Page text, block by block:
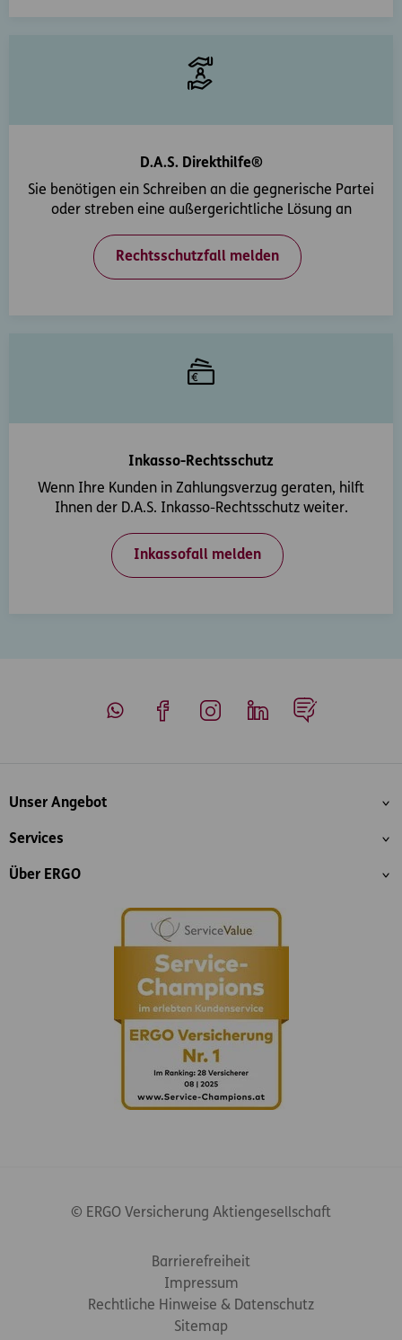
D.A.S. Direkthilfe®
Sie benötigen ein Schreiben an die gegnerische Partei
oder streben eine außergerichtliche Lösung an
Rechtsschutzfall melden
Inkasso-Rechtsschutz
Wenn Ihre Kunden in Zahlungsverzug geraten, hilft
Ihnen der D.A.S. Inkasso-Rechtsschutz weiter.
Inkassofall melden
Inhaltsübersicht
Unser Angebot
Services
Über ERGO
© ERGO Versicherung Aktiengesellschaft
Barrierefreiheit
Impressum
Rechtliche Hinweise & Datenschutz
Sitemap